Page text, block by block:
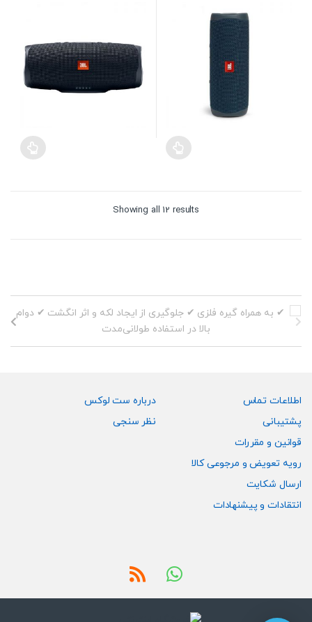
Showing all 12 results
Sorted
اطلاعات تماس
پشتیبانی
قوانین و مقررات
رویه تعویض و مرجوعی کالا
ارسال شکایت
انتقادات و پیشنهادات
درباره ست لوکس
نظر سنجی